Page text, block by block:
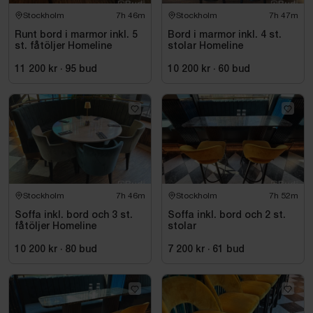
Stockholm 7h 46m
Runt bord i marmor inkl. 5
st. fåtöljer Homeline
11 200 kr · 95 bud
Stockholm 7h 47m
Bord i marmor inkl. 4 st.
stolar Homeline
10 200 kr · 60 bud
Stockholm 7h 46m
Soffa inkl. bord och 3 st.
fåtöljer Homeline
10 200 kr · 80 bud
Stockholm 7h 52m
Soffa inkl. bord och 2 st.
stolar
7 200 kr · 61 bud